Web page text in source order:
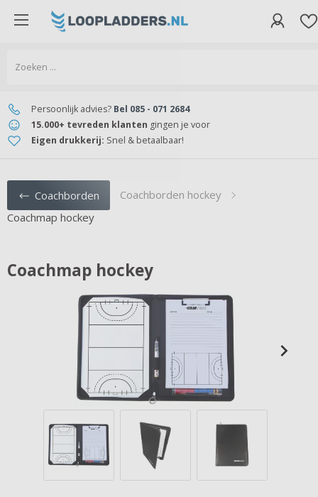
Persoonlijk advies? Bel 085 - 071 2684
15.000+ tevreden klanten gingen je voor
Eigen drukkerij: Snel & betaalbaar!
Coachborden
Coachborden hockey
Coachmap hockey
Coachmap hockey